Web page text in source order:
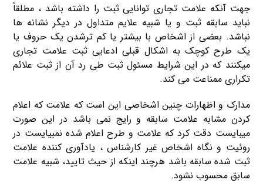
جهت آنکه علامت تجاری توانایی ثبت را داشته باشد ، مطلقاً
نباید سابقه ثبت و یا شبیه علایم متداول در دیگر نشانه ها
نباشد. بعضی از اشخاص با بیشتر یا کم ترشدن یک حروف یا
یک طرح کوچک به اشکال قبلی ادعایی ثبت علامت تجاری
میکنند که در این شرایط مسئول ثبت طی رد آن از ثبت علائم
تکراری ممناعت می کند.
مدارک و اظهارات چنین اشخاصی این است که علامت که اعلام
کردن مشابه علامت سابقه و رایج نمی باشد در این صورت
میبایست دقت کرد که علامت و طرح اعلام شده نمبیایست در
روئیت و نگاه اشخاص غیر کارشناس ، یادآوری کننده علامت
ثبت شده سابقه باشد هرچند اینکه از حیث تایید، شبیه علامت
سابق محسوب نشود.